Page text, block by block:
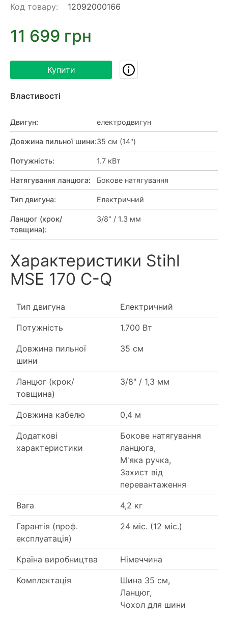
Код товару: 12092000166
11 699 грн
Купити
Властивості
Двигун: електродвигун
Довжина пильної шини:35 см (14")
Потужність: 1.7 кВт
Натягування ланцюга: Бокове натягування
Тип двигуна: Електричний
Ланцюг (крок/
товщина):
3/8" / 1.3 мм
Характеристики Stihl
MSE 170 C-Q
Тип двигуна Електричний
Потужність 1.700 Вт
Довжина пильної
шини
35 см
Ланцюг (крок/
товщина)
3/8" / 1,3 мм
Довжина кабелю 0,4 м
Додаткові
характеристики
Бокове натягування
ланцюга,
М'яка ручка,
Захист від
перевантаження
Вага 4,2 кг
Гарантія (проф.
експлуатація)
24 міс. (12 міс.)
Країна виробництва Німеччина
Комплектація
Шина 35 см,
Ланцюг,
Чохол для шини